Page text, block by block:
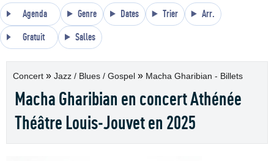
Agenda Genre Dates Trier Arr.
Gratuit Salles
Concert » Jazz / Blues / Gospel » Macha Gharibian - Billets
Macha Gharibian en concert Athénée
Théâtre Louis-Jouvet en 2025